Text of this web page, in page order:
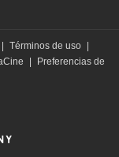
Términos de uso
Preferencias de